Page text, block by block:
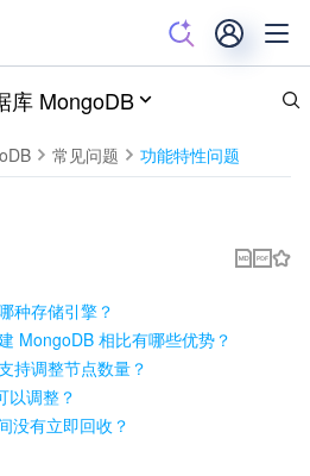
库 MongoDB
常见问题 功能特性问题
种存储引擎？
MongoDB 相比有哪些优势？
持调整节点数量？
以调整？
没有立即回收？